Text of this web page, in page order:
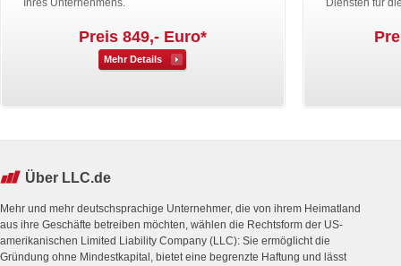
Ihres Unternehmens.
Preis 849,- Euro*
Mehr Details
Diensten für
Über LLC.de
Mehr und mehr deutschsprachige Unternehmer, die von ihrem Heimatland
aus ihre Geschäfte betreiben möchten, wählen die Rechtsform der US-
amerikanischen Limited Liability Company (LLC): Sie ermöglicht die
Gründung ohne Mindestkapital, bietet eine begrenzte Haftung und lässt